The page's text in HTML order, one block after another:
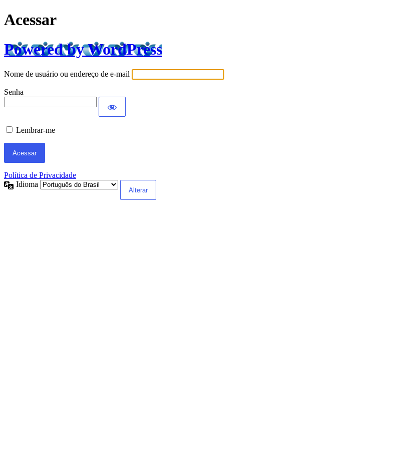
Acessar
Powered by WordPress
Nome de usuário ou endereço de e-mail
Senha
Lembrar-me
Política de Privacidade
Idioma